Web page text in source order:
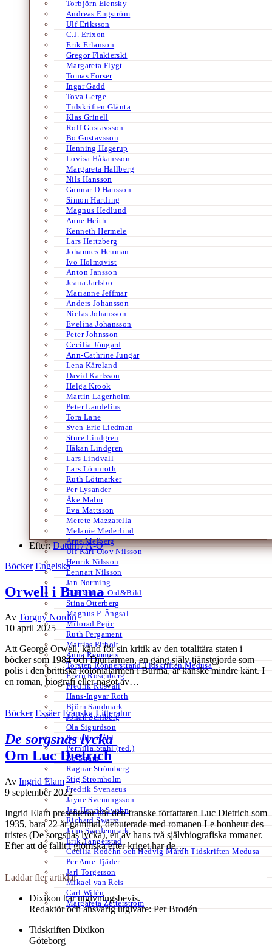
Torbjörn Elensky
Andreas Engström
Ulf Eriksson
C.J. Erixon
Erik Erlanson
Gregor Flakierski
Margareta Flygt
Tomas Forser
Ingar Gadd
Tova Gerge
Tidskriften Glänta
Klas Grinell
Rolf Gustavsson
Bo Gustavsson
Henning Hagerup
Lovisa Håkansson
Margareta Hallberg
Nils Hansson
Gunnar D Hansson
Simon Hartling
Magnus Hedlund
Anne Heith
Kenneth Hermele
Lars Hertzberg
Johannes Heuman
Ivo Holmqvist
Anton Jansson
Jeana Jarlsbo
Marianne Jeffmar
Anders Johansson
Niclas Johansson
Evelina Johansson
Peter Johnsson
Cecilia Jöngard
Ann-Cathrine Jungar
Lena Kåreland
David Karlsson
Helga Krook
Martin Lagerholm
Peter Landelius
Tora Lane
Sven-Eric Liedman
Sture Lindgren
Håkan Lindgren
Lars Lindvall
Lars Lönnroth
Ruth Lötmarker
Per Lysander
Åke Malm
Eva Mattsson
Merete Mazzarella
Melanie Mederlind
Arne Melberg
Ulf Karl Olov Nilsson
Henrik Nilsson
Lennart Nilsson
Jan Norming
Tidskriften Ord&Bild
Stina Otterberg
Magnus P. Ängsal
Milorad Pejic
Ruth Pergament
Mattias Pirholt
Anna Remmets
Torsten Rönnerstrand Tidskriften Medusa
Ervin Rosenberg
Fredrik Rosvall
Hans-Ingvar Roth
Björn Sandmark
Johan Sehlberg
Ola Sigurdson
Pernilla Ståhl
Pernilla Ståhl (red.)
Bo Stråth
Ragnar Strömberg
Stig Strömholm
Fredrik Svenaeus
Jayne Svenungsson
Jan Henrik Swahn
Richard Swartz
John Swedenmark
Erik Tängerstad
Cecilia Rodéhn och Hedvig Mårdh Tidskriften Medusa
Per Arne Tjäder
Jarl Torgerson
Mikael van Reis
Carl Wilén
Margareta Zetterström
Efter:Datum /A-Ö
Böcker Engelska
Orwell i Burma
Av Torgny Nordin
10 april 2025
Att George Orwell, känd för sin kritik av den totalitära staten i
böcker som 1984 och Djurfarmen, en gång själv tjänstgjorde som
polis i den brittiska kolonialarmén i Burma, är kanske mindre känt. I
en roman, biografi eller något av…
Böcker Essäer Franska Litteratur
De sorgsnas lycka
Om Luc Dietrich
Av Ingrid Elam
9 september 2022
Ingrid Elam presenterar här den franske författaren Luc Dietrich som
1935, bara 22 år gammal, debuterade med romanen Le bonheur des
tristes (De sorgsnas lycka), en av hans två självbiografiska romaner.
Efter att de fallit i glömska efter kriget har de…
Laddar fler artiklar
Dixikon har utgivningsbevis.
Redaktör och ansvarig utgivare: Per Brodén
Tidskriften Dixikon
Göteborg